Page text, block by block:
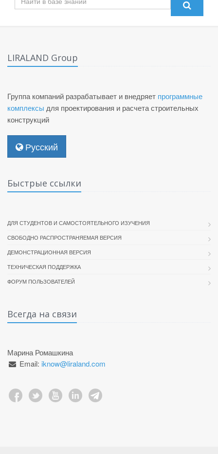
LIRALAND Group
Группа компаний разрабатывает и внедряет программные
комплексы для проектирования и расчета строительных
конструкций
Русский
Быстрые ссылки
ДЛЯ СТУДЕНТОВ И САМОСТОЯТЕЛЬНОГО ИЗУЧЕНИЯ
СВОБОДНО РАСПРОСТРАНЯЕМАЯ ВЕРСИЯ
ДЕМОНСТРАЦИОННАЯ ВЕРСИЯ
ТЕХНИЧЕСКАЯ ПОДДЕРЖКА
ФОРУМ ПОЛЬЗОВАТЕЛЕЙ
Всегда на связи
Марина Ромашкина
Email: iknow@liraland.com